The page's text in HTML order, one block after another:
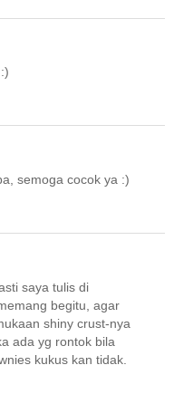
semoga cocok ya :)
saya tulis di
begitu, agar
shiny crust-nya
ada yg rontok bila
kukus kan tidak.